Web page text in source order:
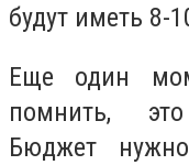
будут иметь 8-
Еще один
помнить,
Бюджет